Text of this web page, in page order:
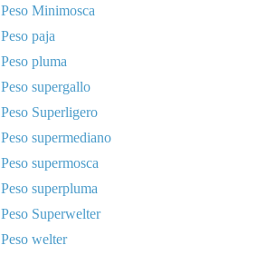
Peso Minimosca
Peso paja
Peso pluma
Peso supergallo
Peso Superligero
Peso supermediano
Peso supermosca
Peso superpluma
Peso Superwelter
Peso welter